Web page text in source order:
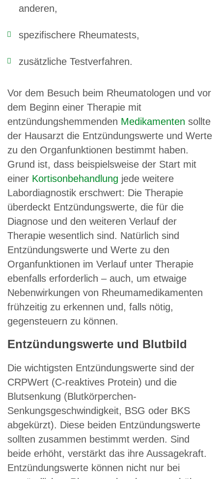
anderen,
spezifischere Rheumatests,
zusätzliche Testverfahren.
Vor dem Besuch beim Rheumatologen und vor
dem Beginn einer Therapie mit
entzündungshemmenden Medikamenten sollte
der Hausarzt die Entzündungswerte und Werte
zu den Organfunktionen bestimmt haben.
Grund ist, dass beispielsweise der Start mit
einer Kortisonbehandlung jede weitere
Labordiagnostik erschwert: Die Therapie
überdeckt Entzündungswerte, die für die
Diagnose und den weiteren Verlauf der
Therapie wesentlich sind. Natürlich sind
Entzündungswerte und Werte zu den
Organfunktionen im Verlauf unter Therapie
ebenfalls erforderlich – auch, um etwaige
Nebenwirkungen von Rheumamedikamenten
frühzeitig zu erkennen und, falls nötig,
gegensteuern zu können.
Entzündungswerte und Blutbild
Die wichtigsten Entzündungswerte sind der
CRPWert (C-reaktives Protein) und die
Blutsenkung (Blutkörperchen-
Senkungsgeschwindigkeit, BSG oder BKS
abgekürzt). Diese beiden Entzündungswerte
sollten zusammen bestimmt werden. Sind
beide erhöht, verstärkt das ihre Aussagekraft.
Entzündungswerte können nicht nur bei